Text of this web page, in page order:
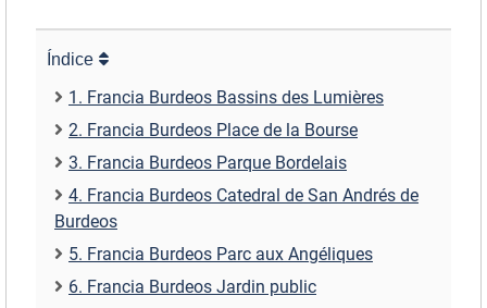
Índice
1. Francia Burdeos Bassins des Lumières
2. Francia Burdeos Place de la Bourse
3. Francia Burdeos Parque Bordelais
4. Francia Burdeos Catedral de San Andrés de
Burdeos
5. Francia Burdeos Parc aux Angéliques
6. Francia Burdeos Jardin public